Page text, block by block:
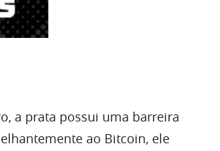
a prata possui uma barreira
ao Bitcoin, ele